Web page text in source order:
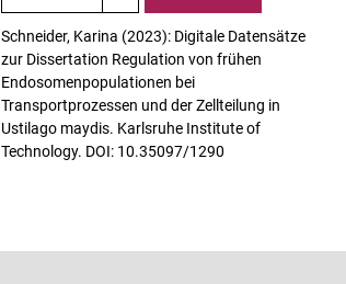
Schneider, Karina (2023): Digitale Datensätze
zur Dissertation Regulation von frühen
Endosomenpopulationen bei
Transportprozessen und der Zellteilung in
Ustilago maydis. Karlsruhe Institute of
Technology. DOI: 10.35097/1290